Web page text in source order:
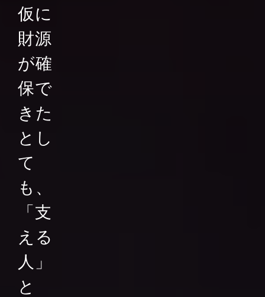
仮に
財源
が確
保で
きた
とし
て
も、
「支
える
人」
と